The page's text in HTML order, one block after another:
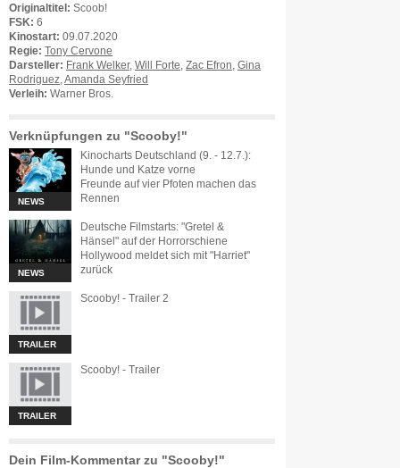
Originaltitel: Scoob!
FSK: 6
Kinostart: 09.07.2020
Regie: Tony Cervone
Darsteller: Frank Welker, Will Forte Zac Efron Gina
Rodriguez Amanda Seyfried
Verleih: Warner Bros.
Verknüpfungen zu "Scooby!"
NEWS
Kinocharts Deutschland (9. - 12.7.):
Hunde und Katze vorne
Freunde auf vier Pfoten machen das
Rennen
NEWS
Deutsche Filmstarts: "Gretel &
Hänsel" auf der Horrorschiene
Hollywood meldet sich mit "Harriet"
zurück
TRAILER
Scooby! - Trailer 2
TRAILER
Scooby! - Trailer
Dein Film-Kommentar zu "Scooby!"